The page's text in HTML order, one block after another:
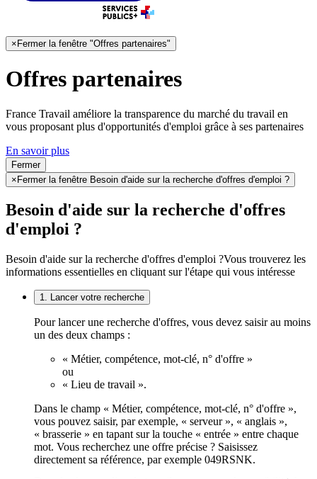
×Fermer la fenêtre "Offres partenaires"
Offres partenaires
France Travail améliore la transparence du marché du travail en
vous proposant plus d'opportunités d'emploi grâce à ses partenaires
En savoir plus
Fermer
×Fermer la fenêtre Besoin d'aide sur la recherche d'offres d'emploi ?
Besoin d'aide sur la recherche d'offres
d'emploi ?
Besoin d'aide sur la recherche d'offres d'emploi ?Vous trouverez les
informations essentielles en cliquant sur l'étape qui vous intéresse
1. Lancer votre recherche
Pour lancer une recherche d'offres, vous devez saisir au moins
un des deux champs :
« Métier, compétence, mot-clé, n° d'offre »
ou
« Lieu de travail ».
Dans le champ « Métier, compétence, mot-clé, n° d'offre »,
vous pouvez saisir, par exemple, « serveur », « anglais »,
« brasserie » en tapant sur la touche « entrée » entre chaque
mot. Vous recherchez une offre précise ? Saisissez
directement sa référence, par exemple 049RSNK.